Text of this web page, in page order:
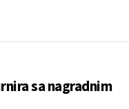
sa nagradnim